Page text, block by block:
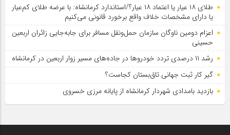
طلای ۱۸ عیار یا اعتماد ۱۸ عیار؟/استاندارد کرمانشاه: با عرضه طلای کم‌عیار
یا دارای مشخصات خلاف واقع برخورد قانونی می‌کنیم
اعزام دومین ناوگان سازمان حمل‌ونقل مسافر برای جابه‌جایی زائران اربعین
حسینی
رشد ۱۱ درصدی تردد خودروها در جاده‌های مسیر زوار اربعین در کرمانشاه
گیر کار ثبت جهانی تاق‌بستان کجاست؟
بازدید بامدادی شهردار کرمانشاه از پایانه مرزی خسروی